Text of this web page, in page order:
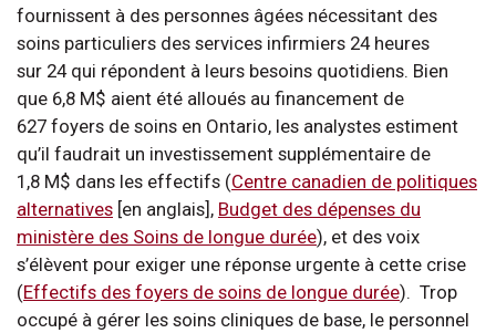
fournissent à des personnes âgées nécessitant des
soins particuliers des services infirmiers 24 heures
sur 24 qui répondent à leurs besoins quotidiens. Bien
que 6,8 M$ aient été alloués au financement de
627 foyers de soins en Ontario, les analystes estiment
qu’il faudrait un investissement supplémentaire de
1,8 M$ dans les effectifs (Centre canadien de politiques
alternatives [en anglais], Budget des dépenses du
ministère des Soins de longue durée), et des voix
s’élèvent pour exiger une réponse urgente à cette crise
(Effectifs des foyers de soins de longue durée). Trop
occupé à gérer les soins cliniques de base, le personnel